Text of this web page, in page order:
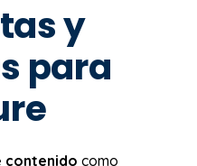
y
para
contenido como